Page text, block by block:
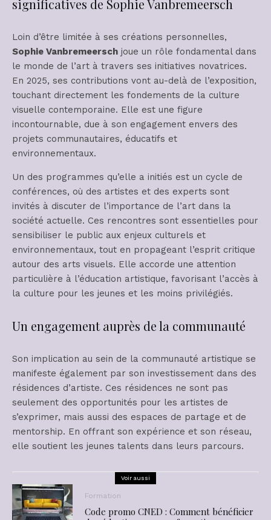
significatives de Sophie Vanbremeersch
Loin d’être limitée à ses créations personnelles,
Sophie Vanbremeersch joue un rôle fondamental dans
le monde de l’art à travers ses initiatives novatrices.
En 2025, ses contributions vont au-delà de l’exposition,
touchant directement les fondements de la culture
visuelle contemporaine. Elle est une figure
incontournable, due à son engagement envers des
projets communautaires, éducatifs et
environnementaux.
Un des programmes qu’elle a initiés est un cycle de
conférences, où des artistes et des experts sont
invités à discuter de l’importance de l’art dans la
société actuelle. Ces rencontres sont essentielles pour
sensibiliser le public aux enjeux culturels et
environnementaux, tout en propageant l’esprit critique
autour des arts visuels. Elle accorde une attention
particulière à l’éducation artistique, favorisant l’accès à
la culture pour les jeunes et les moins privilégiés.
Un engagement auprès de la communauté
Son implication au sein de la communauté artistique se
manifeste également par son investissement dans des
résidences d’artiste. Ces résidences ne sont pas
seulement des opportunités pour les artistes de
s’exprimer, mais aussi des espaces de partage et de
mentorship. En offrant son expérience et son réseau,
elle soutient les jeunes talents dans leurs parcours.
Voir aussi
Formation
Code promo CNED : Comment bénéficier